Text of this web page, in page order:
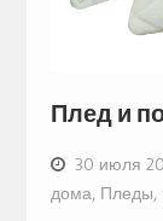
Плед и
30 июля
дома, Пледы,